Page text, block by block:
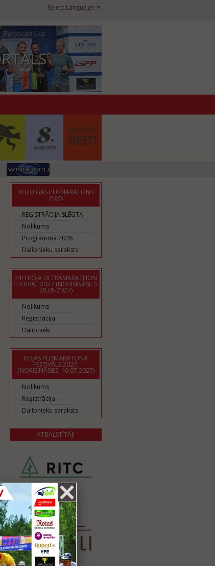
Select Language ▼
KULDĪGAS PUSMARATONS
2026
REĢISTRĀCIJA SLĒGTA
Nolikums
Programma 2026
Dalībnieku saraksts
24H ROJA ULTRAMARATHON
FESTIVAL 2027 (NORISINĀSIES:
28.05.2027)
Nolikums
Reģistrācija
Dalībnieki
ROJAS PUSMARATONA
FESTIVĀLS 2027,
(NORISINĀSIES: 10.07.2027)
Nolikums
Reģistrācija
Dalībnieku saraksts
ATBALSTĪTĀJI